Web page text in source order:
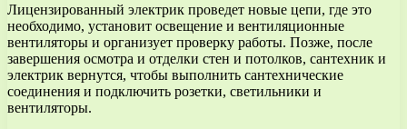
Лицензированный электрик проведет новые цепи, где это
необходимо, установит освещение и вентиляционные
вентиляторы и организует проверку работы. Позже, после
завершения осмотра и отделки стен и потолков, сантехник и
электрик вернутся, чтобы выполнить сантехнические
соединения и подключить розетки, светильники и
вентиляторы.